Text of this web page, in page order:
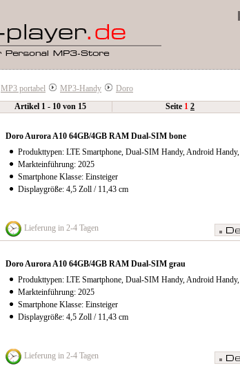
MP3 portabel MP3-Handy
Doro
Artikel 1 - 10 von 15
Seite 1 2
Doro Aurora A10 64GB/4GB RAM Dual-SIM bone
Produkttypen: LTE Smartphone, Dual-SIM Handy, Android
Markteinführung: 2025
Smartphone Klasse: Einsteiger
Displaygröße: 4,5 Zoll / 11,43 cm
Lieferung in 2-4 Tagen
Doro Aurora A10 64GB/4GB RAM Dual-SIM grau
Produkttypen: LTE Smartphone, Dual-SIM Handy, Android
Markteinführung: 2025
Smartphone Klasse: Einsteiger
Displaygröße: 4,5 Zoll / 11,43 cm
Lieferung in 2-4 Tagen